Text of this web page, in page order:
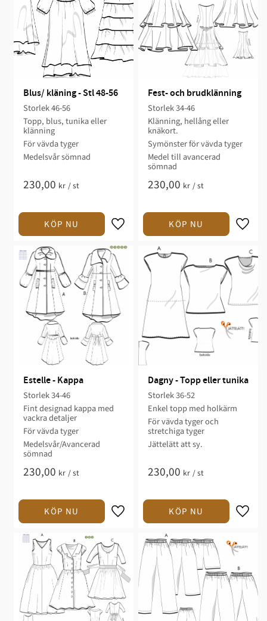
Blus/ kläning - Stl 48-56
Storlek 46-56
Topp, blus, tunika eller
klänning​
För vävda tyger​​
Medelsvår sömnad​​​​
230,00 kr /st
Fest- och brudklänning
Storlek 34-46​
Klänning, hellång eller
knäkort.​
Symönster för vävda tyger​
​Medel till avancerad
sömnad​​​​​
230,00 kr /st
Estelle - Kappa
Storlek 34-46
Fint designad kappa med
vackra detaljer​​
För vävda tyger​
Medelsvår/Avancerad
sömnad​​
230,00 kr /st
Dagny - Topp eller tunika
Storlek 36-52​
Enkel topp med holkärm​
För vävda tyger​ och
stretchiga tyger
Jättelätt att sy.​​​
230,00 kr /st